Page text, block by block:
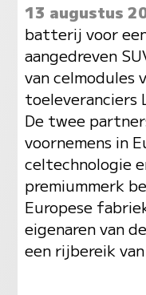
13 augustus
batterij voor
aangedreven
van celmodules
toeleveranciers
De twee
voornemens in
celtechnologie
premiummerk
Europese
eigenaren van
een rijbereik